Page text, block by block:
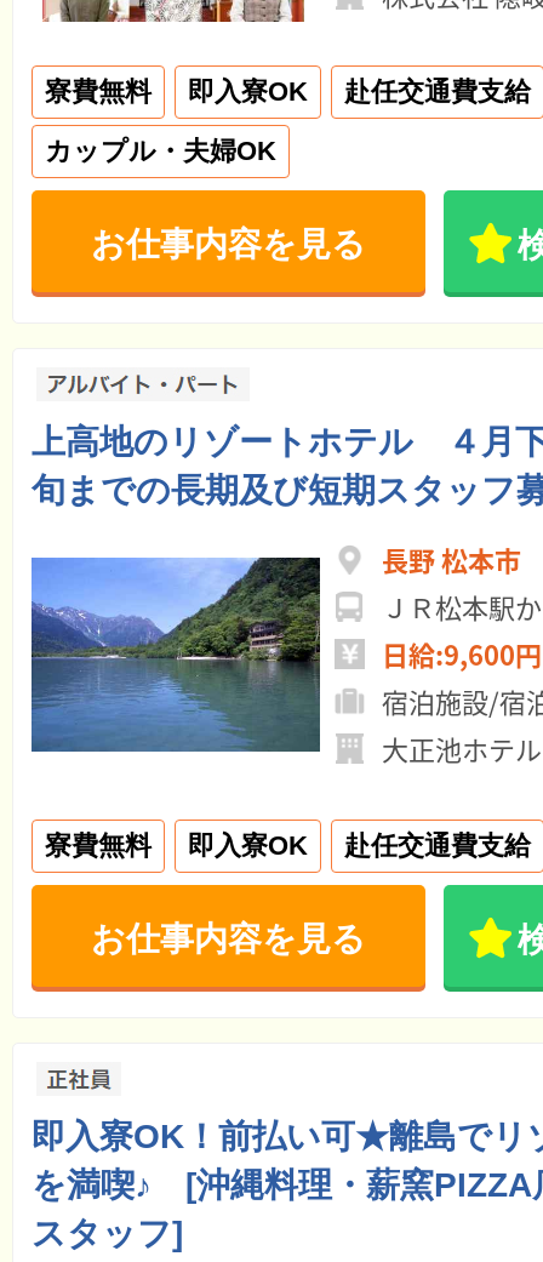
寮費無料 即入寮OK
赴任交通費支給
カップル・夫婦OK
お仕事内容を見る
上高地のリゾートホテル ４月
旬までの長期及び短期スタッフ
長野 松本市
ＪＲ松本駅
日給:9,600
宿泊施設/宿
大正池ホテル
寮費無料 即入寮OK 赴任交通費支給
お仕事内容を見る
即入寮OK！前払い可★離島でリ
を満喫♪ [沖縄料理・薪窯PIZZA
スタッフ]